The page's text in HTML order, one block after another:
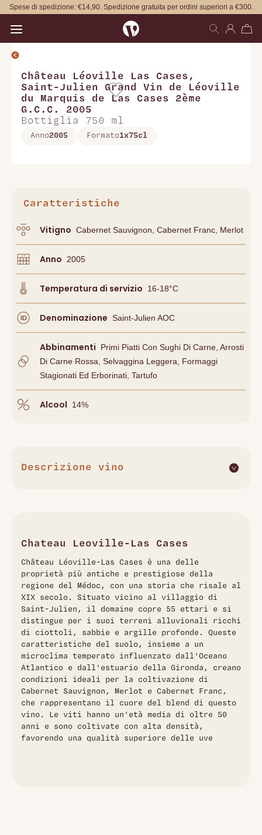
Spese di spedizione: €14,90. Spedizione gratuita per ordini superiori a €300.
Château Léoville Las Cases ,
Saint-Julien Grand Vin de Léoville
du Marquis de Las Cases 2ème
G.C.C. 2005
Bottiglia 750 ml
Anno2005 Formato1x75cl
Caratteristiche
Vitigno Cabernet Sauvignon, Cabernet Franc, Merlot
Anno 2005
Temperatura di servizio 16-18°C
Denominazione Saint-Julien AOC
Abbinamenti
Primi Piatti Con Sughi Di Carne, Arrosti
Di Carne Rossa, Selvaggina Leggera, Formaggi
Stagionati Ed Erborinati, Tartufo
Alcool 14%
Descrizione vino
profondità e intensità aromatica, offrendo un bouquet ricco
mostra una struttura tannica solida e ben integrata, con un
finale lungo e persistente che suggerisce un eccellente
potenziale di invecchiamento
Chateau Leoville-Las Cases
Château Léoville-Las Cases è una delle
proprietà più antiche e prestigiose della
regione del Médoc, con una storia che risale al
XIX secolo. Situato vicino al villaggio di
Saint-Julien, il domaine copre 55 ettari e si
distingue per i suoi terreni alluvionali ricchi
di ciottoli, sabbie e argille profonde. Queste
caratteristiche del suolo, insieme a un
microclima temperato influenzato dall'Oceano
Atlantico e dall'estuario della Gironda, creano
condizioni ideali per la coltivazione di
Cabernet Sauvignon, Merlot e Cabernet Franc,
che rappresentano il cuore del blend di questo
vino. Le viti hanno un'età media di oltre 50
anni e sono coltivate con alta densità,
favorendo una qualità superiore delle uve​